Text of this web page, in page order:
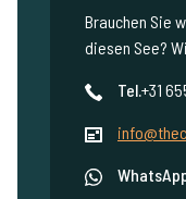
Brauchen Sie
diesen See?
Tel.+31